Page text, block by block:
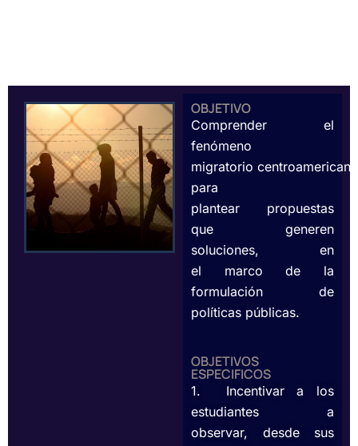
OBJETIVO
Comprender el
fenómeno
migratorio
para
plantear propuestas
que generen
soluciones, en
el marco de la
formulación de
políticas públicas.
OBJETIVOS
ESPECIFICOS
1. Incentivar a los
estudiantes a
observar, desde sus